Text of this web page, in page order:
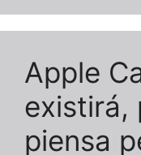
Apple
existirá,
piensa